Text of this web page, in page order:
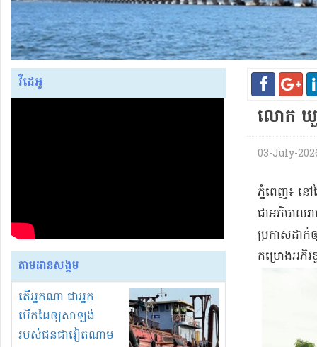
វីដេអូ
តាមដានសង្គម
តើអ្នកណា ជាអ្នក
បើកដៃឲ្យសាឡង់
របស់ជនជាវៀតណាម
លោក ឃួ​
03-July-
ភ្នំពេញ​៖ ន
ជា​អភិបាល​
ប្រកាស​ដាក់​
គម្រោង​អភិ